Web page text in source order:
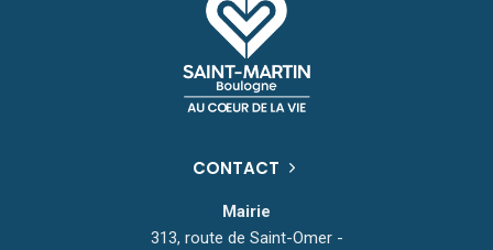
CONTACT
Mairie
313, route de Saint-Omer -